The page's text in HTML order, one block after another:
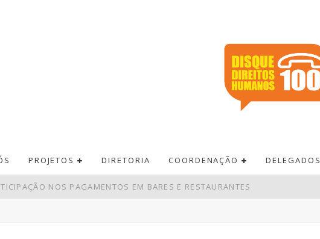
PROJETOS DIRETORIA COORDENAÇÃO DELEGADOS
NOS PAGAMENTOS EM BARES E RESTAURANTES
EM OUTUBRO TERÃO RECORDE DE ÁREAS EM DISPUTA
MUDA COM A NOVA LEI DO FRETE